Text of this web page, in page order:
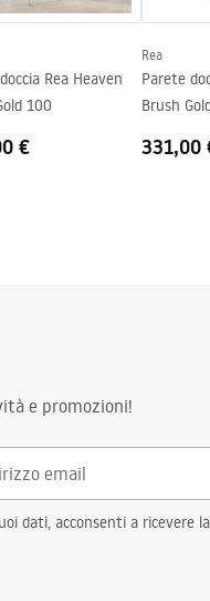
Rea Heaven
100
€
Rea
Parete
Brush
331,00
e promozioni!
dati, acconsenti a ricevere